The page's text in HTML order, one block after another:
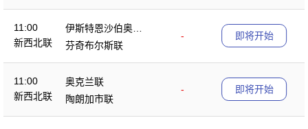
11:00
新西北联
伊斯特恩沙伯奥克
兰
-
芬奇布尔斯联
即将开始
11:00
新西北联
奥克兰联
-
陶朗加市联
即将开始